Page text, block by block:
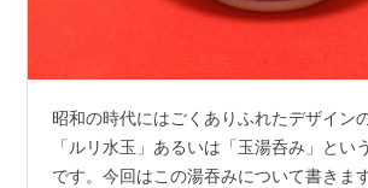
昭和の時代にはごくありふれたデザイン
「ルリ水玉」あるいは「玉湯呑み」とい
です。今回はこの湯吞みについて書きま